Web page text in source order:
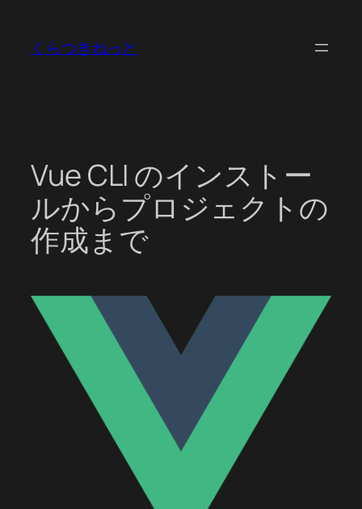
くらつきねっと
Vue CLI のインストー
ルからプロジェクトの
作成まで